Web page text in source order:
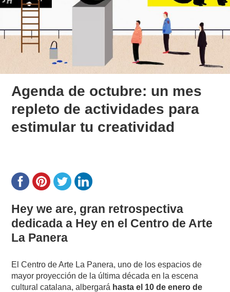
Agenda de octubre: un mes
repleto de actividades para
estimular tu creatividad
Hey we are, gran retrospectiva
dedicada a Hey en el Centro de Arte
La Panera
El Centro de Arte La Panera, uno de los espacios de
mayor proyección de la última década en la escena
cultural catalana, albergará hasta el 10 de enero de